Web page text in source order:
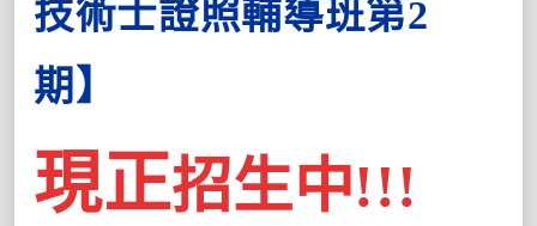
技術士證照輔導班第2
期】
現正招生中!!!